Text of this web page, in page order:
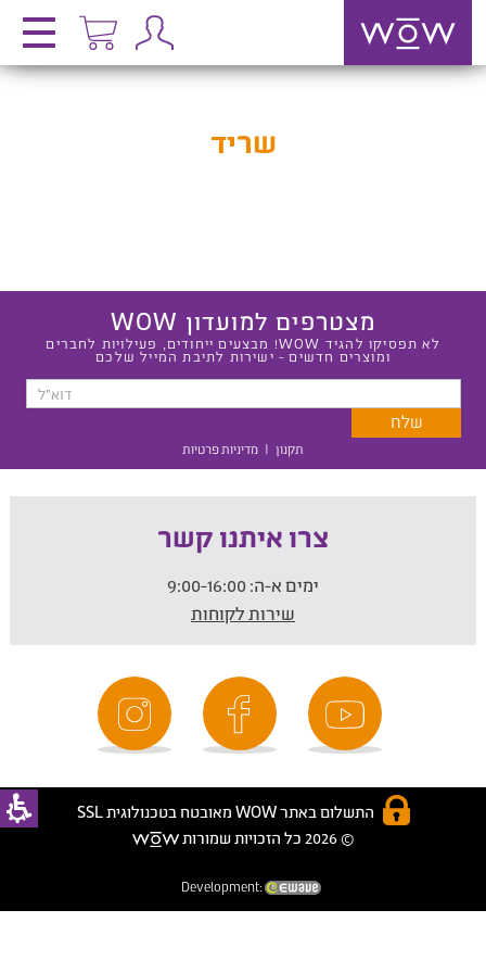
שריד
מצטרפים למועדון WOW
לא תפסיקו להגיד WOW! מבצעים ייחודים, פעילויות לחברים
ומוצרים חדשים - ישירות לתיבת המייל שלכם
תקנון | מדיניות פרטיות
צרו איתנו קשר
ימים א-ה:
שירות לקוחות
התשלום באתר WOW מאובטח בטכנולוגית SSL
© 2026 כל הזכויות שמורות
Development: